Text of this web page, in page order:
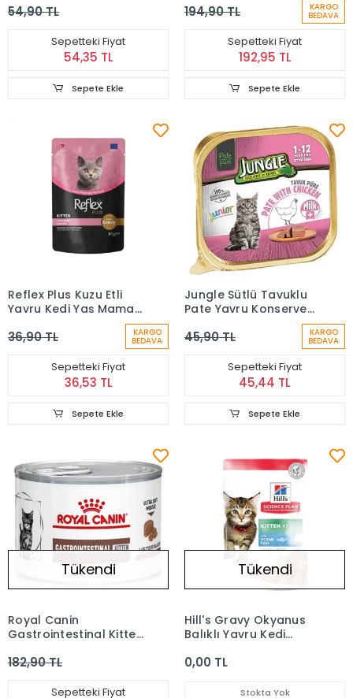
54,90 TL
Sepetteki Fiyat
54,35 TL
Sepete Ekle
194,90 TL KARGO
BEDAVA
Sepetteki Fiyat
192,95 TL
Sepete Ekle
Reflex Plus Kuzu Etli
Yavru Kedi Yaş Maması
36,90 TL KARGO
BEDAVA
Sepetteki Fiyat
36,53 TL
Sepete Ekle
Jungle Sütlü Tavuklu
Pate Yavru Konserve
45,90 TL KARGO
BEDAVA
Sepetteki Fiyat
45,44 TL
Sepete Ekle
Tükendi
Royal Canin
Gastrointestinal Kitten
Maması 195 Gr
182,90 TL
Sepetteki Fiyat
Tükendi
Hill's Gravy Okyanus
Balıklı Yavru Kedi
0,00 TL
Stokta Yok